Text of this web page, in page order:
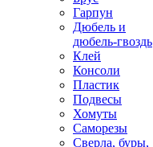
Гарпун
Дюбель и
дюбель-гвоздь
Клей
Консоли
Пластик
Подвесы
Хомуты
Саморезы
Сверла, буры,